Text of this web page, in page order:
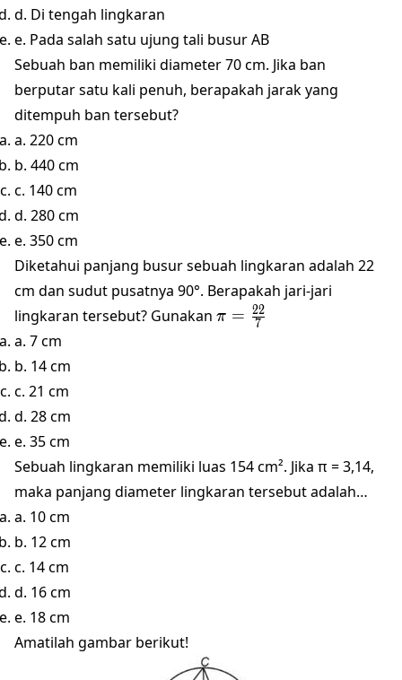
d. Di tengah lingkaran
e. Pada salah satu ujung tali busur AB
Sebuah ban memiliki diameter 70 cm. Jika ban
berputar satu kali penuh, berapakah jarak yang
ditempuh ban tersebut?
a. 220 cm
b. 440 cm
c. 140 cm
d. 280 cm
e. 350 cm
Diketahui panjang busur sebuah lingkaran adalah 22
cm dan sudut pusatnya 90°. Berapakah jari-jari
lingkaran tersebut? Gunakan \pi
=\frac{22}
π = 7
22
a. 7 cm
b. 14 cm
c. 21 cm
d. 28 cm
e. 35 cm
Sebuah lingkaran memiliki luas 154 cm². Jika π = 3,14,
maka panjang diameter lingkaran tersebut adalah…
a. 10 cm
b. 12 cm
c. 14 cm
d. 16 cm
e. 18 cm
Amatilah gambar berikut!